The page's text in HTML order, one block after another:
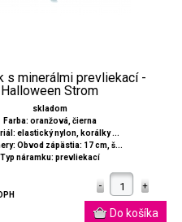
s minerálmi prevliekací -
Halloween Strom
skladom
Farba: oranžová, čierna
elastický nylon, korálky ...
Obvod zápästia: 17 cm, š...
Typ náramku: prevliekací